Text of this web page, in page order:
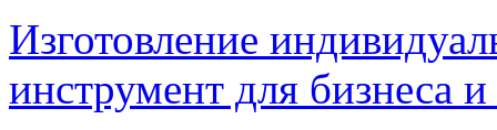
Изготовление
инструмент для бизнеса и